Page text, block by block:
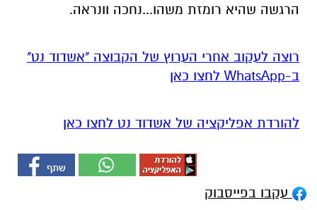
הרגשה שהיא רומזת משהו...נחכה וונראה.
רוצה לעקוב אחרי הערוץ של הקבוצה "אשדוד נט"
ב-WhatsApp לחצו כאן
להורדת אפליקציה של אשדוד נט לחצו כאן
עקבו בפייסבוק